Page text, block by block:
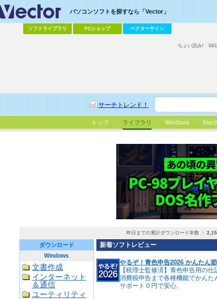
パソコンソフトを探すなら「Vector」
ソフトライブラリ PCショップ ベクターサイン
サーチトレンド！
ちょい読み!
トップ ライブラリ Windows
昨日までの累計ダウンロード本数 ：
ダウンロード
Windows
文書作成
インターネット
＆通信
ユーティリティ
新着ソフトレビュー
やるぞ！青色申告2026 かんたん
【税理士監修済】青色申告用の
消費税申告まで各種機能でかんた
サポート０円で安心。